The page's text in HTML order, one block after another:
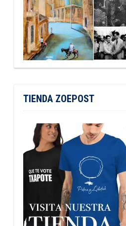
TIENDA ZOEPOST